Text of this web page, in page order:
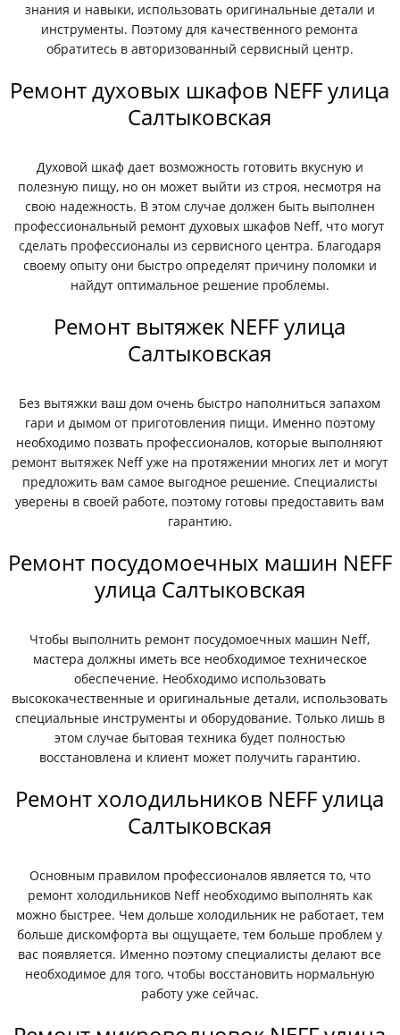
знания и навыки, использовать оригинальные детали и
инструменты. Поэтому для качественного ремонта
обратитесь в авторизованный сервисный центр.
Ремонт духовых шкафов NEFF улица
Салтыковская
Духовой шкаф дает возможность готовить вкусную и
полезную пищу, но он может выйти из строя, несмотря на
свою надежность. В этом случае должен быть выполнен
профессиональный ремонт духовых шкафов Neff, что могут
сделать профессионалы из сервисного центра. Благодаря
своему опыту они быстро определят причину поломки и
найдут оптимальное решение проблемы.
Ремонт вытяжек NEFF улица
Салтыковская
Без вытяжки ваш дом очень быстро наполниться запахом
гари и дымом от приготовления пищи. Именно поэтому
необходимо позвать профессионалов, которые выполняют
ремонт вытяжек Neff уже на протяжении многих лет и могут
предложить вам самое выгодное решение. Специалисты
уверены в своей работе, поэтому готовы предоставить вам
гарантию.
Ремонт посудомоечных машин NEFF
улица Салтыковская
Чтобы выполнить ремонт посудомоечных машин Neff,
мастера должны иметь все необходимое техническое
обеспечение. Необходимо использовать
высококачественные и оригинальные детали, использовать
специальные инструменты и оборудование. Только лишь в
этом случае бытовая техника будет полностью
восстановлена и клиент может получить гарантию.
Ремонт холодильников NEFF улица
Салтыковская
Основным правилом профессионалов является то, что
ремонт холодильников Neff необходимо выполнять как
можно быстрее. Чем дольше холодильник не работает, тем
больше дискомфорта вы ощущаете, тем больше проблем у
вас появляется. Именно поэтому специалисты делают все
необходимое для того, чтобы восстановить нормальную
работу уже сейчас.